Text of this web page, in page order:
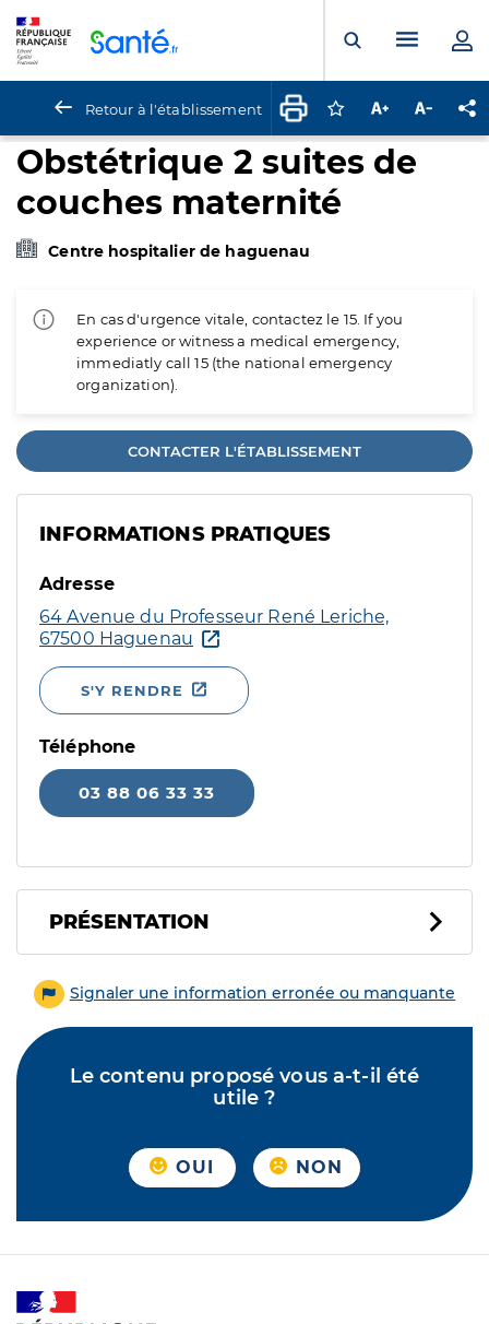
Ouvrir laMenu
Retour à l'établissement Connectez-vous
Augmenter la
Obstétrique 2 suites de
couches maternité
Centre hospitalier de haguenau
En cas d'urgence vitale, contactez le 15. If you
experience or witness a medical emergency,
immediatly call 15 (the national emergency
organization).
CONTACTER L'ÉTABLISSEMENT
INFORMATIONS PRATIQUES
Adresse
64 Avenue du Professeur René Leriche,
67500 Haguenau
S'Y RENDRE
Téléphone
03 88 06 33 33
PRÉSENTATION
Signaler une information erronée ou manquante
Le contenu proposé vous a-t-il été
utile ?
OUI NON